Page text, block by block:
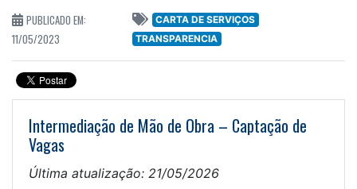
PUBLICADO EM:
11/05/2023
CARTA DE SERVIÇOS
TRANSPARENCIA
Intermediação de Mão de Obra – Captação de
Vagas
Última atualização: 21/05/2026